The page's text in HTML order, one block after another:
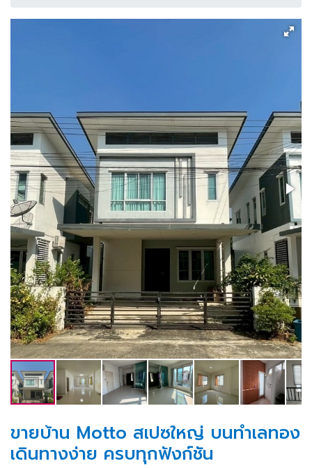
ขายบ้าน Motto สเปซใหญ่ บนทำเลทอง
เดินทางง่าย ครบทุกฟังก์ชัน